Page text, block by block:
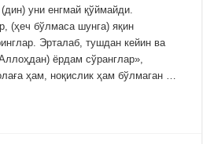
уни енгмай қўймайди.
(ҳеч бўлмаса шунга) яқин
Эрталаб, тушдан кейин ва
ёрдам сўранглар»,
ҳам, ноқислик ҳам бўлмаган …